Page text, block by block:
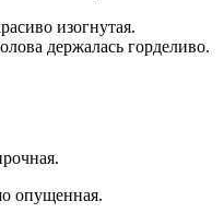
изогнутая.
держалась горделиво.
опущенная.